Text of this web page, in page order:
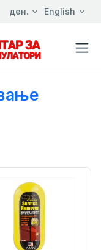
ден. English